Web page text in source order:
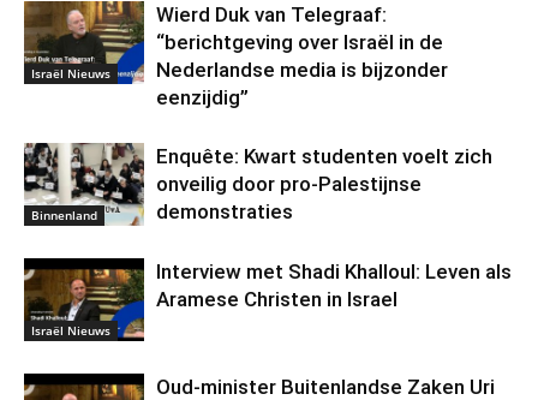
Israël Nieuws
Wierd Duk van Telegraaf:
“berichtgeving over Israël in de
Nederlandse media is bijzonder
eenzijdig”
Binnenland
Enquête: Kwart studenten voelt zich
onveilig door pro-Palestijnse
demonstraties
Israël Nieuws
Interview met Shadi Khalloul: Leven als
Aramese Christen in Israel
Oud-minister Buitenlandse Zaken Uri